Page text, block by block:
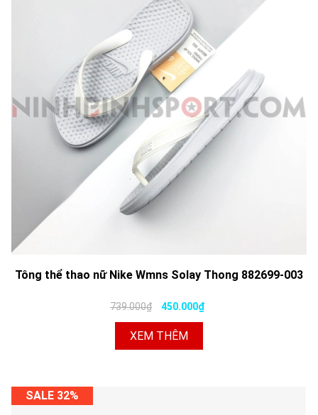
Tông thể thao nữ Nike Wmns Solay Thong 882699-003
739.000₫ 450.000₫
XEM THÊM
SALE 32%